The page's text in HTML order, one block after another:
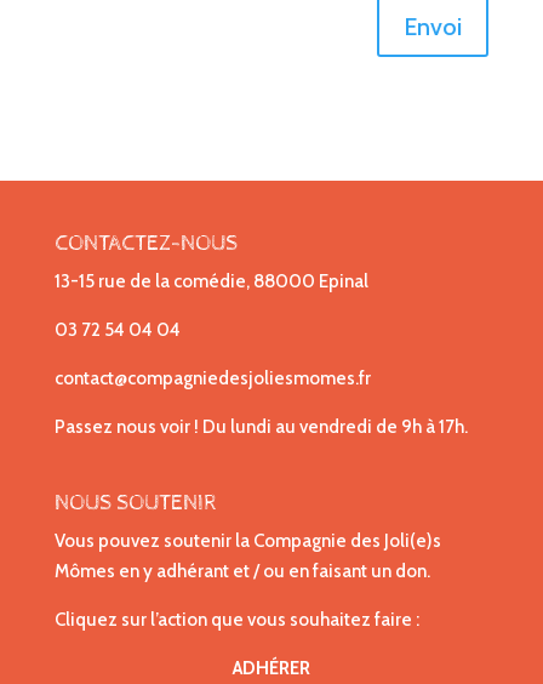
Envoi
CONTACTEZ-NOUS
13-15 rue de la comédie, 88000 Epinal
03 72 54 04 04
contact@compagniedesjoliesmomes.fr
Passez nous voir ! Du lundi au vendredi de 9h à 17h.
NOUS SOUTENIR
Vous pouvez soutenir la Compagnie des Joli(e)s
Mômes en y adhérant et / ou en faisant un don.
Cliquez sur l’action que vous souhaitez faire :
ADHÉRER